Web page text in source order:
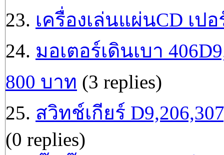
23. เครื่องเล่นแผ่นCD เป
24. มอเตอร์เดินเบา
800 บาท (3 replies)
25. สวิทช์เกียร์
(0 replies)